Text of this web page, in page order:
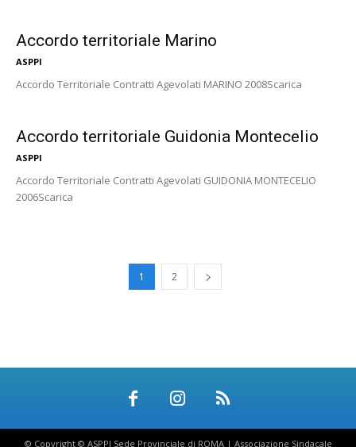
Accordo territoriale Marino
ASPPI
Accordo Territoriale Contratti Agevolati MARINO 2008Scarica
Accordo territoriale Guidonia Montecelio
ASPPI
Accordo Territoriale Contratti Agevolati GUIDONIA MONTECELIO
2006Scarica
1 2
© Copyright © ASPPI Sede Provinciale di ROMA | Associazione Sindacale